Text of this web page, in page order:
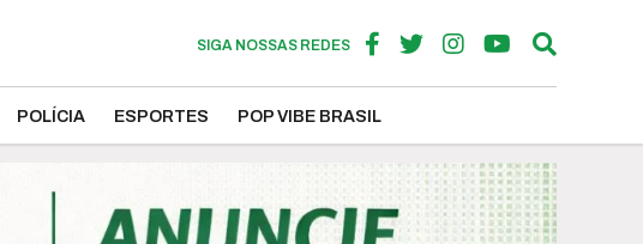
SIGA NOSSAS REDES
POLÍCIA ESPORTES POP VIBE BRASIL